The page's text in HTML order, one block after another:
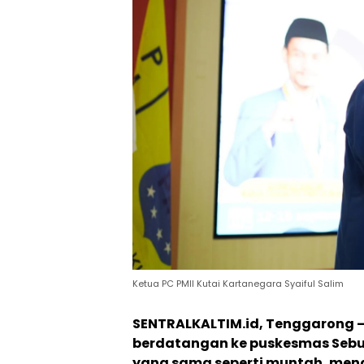
Ketua PC PMII Kutai Kartanegara Syaiful Salim
SENTRALKALTIM.id, Tenggarong
berdatangan ke puskesmas